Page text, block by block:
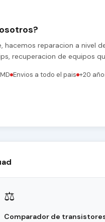
hacemos reparacion a nivel
recuperacion de equipos
Envios a todo el pais +20
⚖
Comparador de